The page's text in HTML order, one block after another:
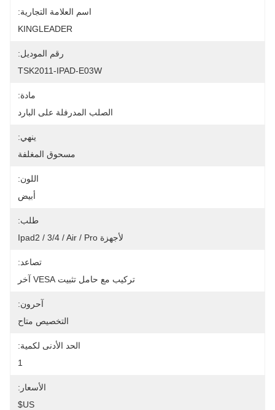
اسم العلامة التجارية:
KINGLEADER
رقم الموديل:
TSK2011-IPAD-E03W
مادة:
الصلب المدرفلة على البارد
ينهي:
مسحوق المغلفة
اللون:
أبيض
طلب:
لأجهزة Ipad2 / 3/4 / Air / Pro
تصاعد:
تركيب مع حامل تثبيت VESA آخر
آحرون:
التخصيص متاح
الحد الأدنى لكمية:
1
الأسعار:
US$